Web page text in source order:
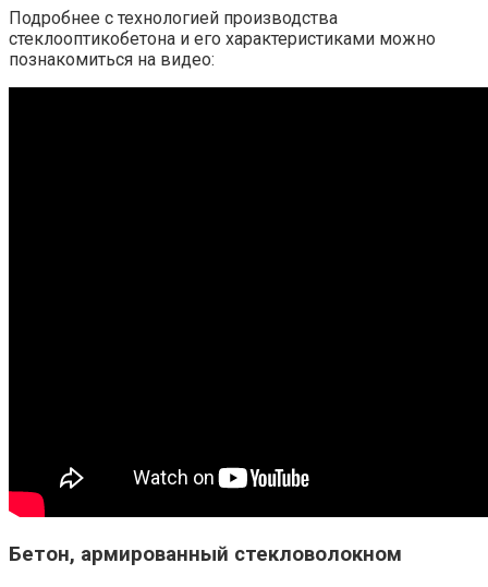
Подробнее с технологией производства
стеклооптикобетона и его характеристиками можно
познакомиться на видео:
Бетон, армированный стекловолокном